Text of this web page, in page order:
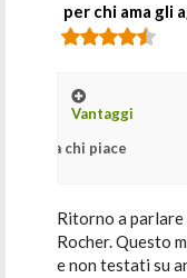
per chi ama gli
Vantaggi
a chi piace
Ritorno a parlare
Rocher. Questo
e non testati su